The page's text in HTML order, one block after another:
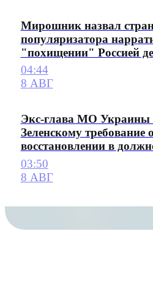
Мирошник назвал
популяризатора
"похищении" Россией
04:44
8 АВГ
Экс-глава МО Украины
Зеленскому требование о
восстановлении в
03:50
8 АВГ